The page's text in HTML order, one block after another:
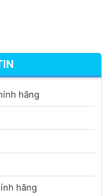
hãng
hãng